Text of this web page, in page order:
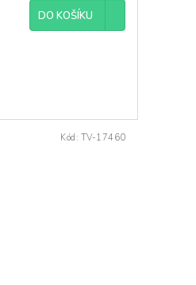
DO KOŠÍKU
Kód: TV-17460